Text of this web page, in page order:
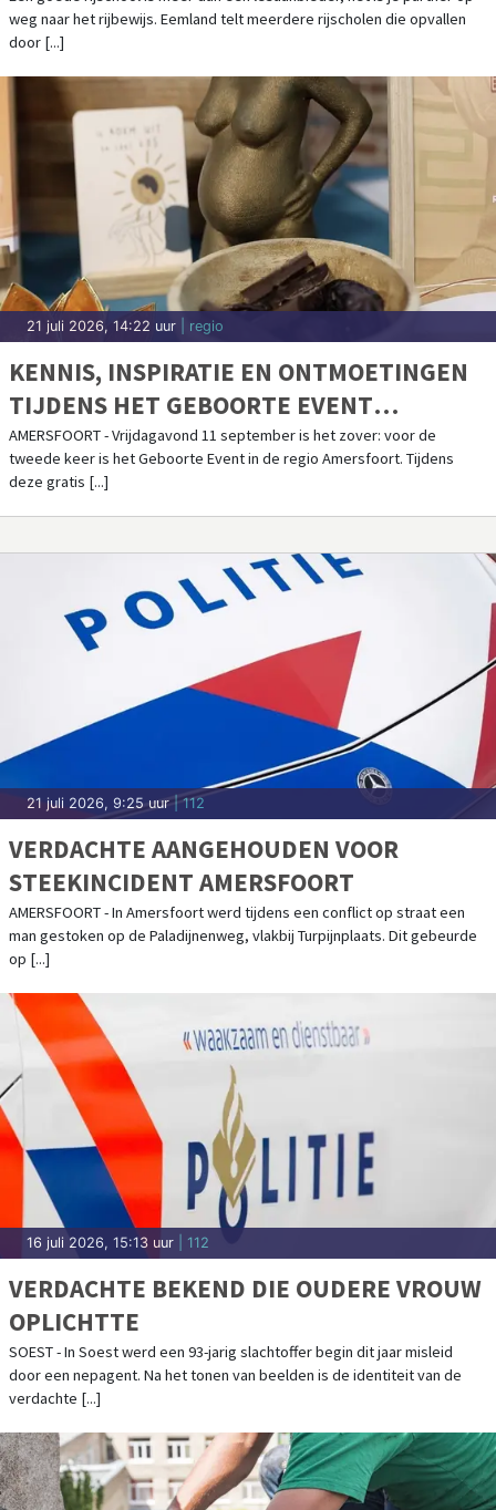
weg naar het rijbewijs. Eemland telt meerdere rijscholen die opvallen
door [...]
21 juli 2026, 14:22 uur | regio
KENNIS, INSPIRATIE EN ONTMOETINGEN
TIJDENS HET GEBOORTE EVENT
AMERSFOORT OP 11 SEPTEMBER 2026
AMERSFOORT - Vrijdagavond 11 september is het zover: voor de
tweede keer is het Geboorte Event in de regio Amersfoort. Tijdens
deze gratis [...]
21 juli 2026, 9:25 uur| 112
VERDACHTE AANGEHOUDEN VOOR
STEEKINCIDENT AMERSFOORT
AMERSFOORT - In Amersfoort werd tijdens een conflict op straat een
man gestoken op de Paladijnenweg, vlakbij Turpijnplaats. Dit gebeurde
op [...]
16 juli 2026, 15:13 uur | 112
VERDACHTE BEKEND DIE OUDERE VROUW
OPLICHTTE
SOEST - In Soest werd een 93-jarig slachtoffer begin dit jaar misleid
door een nepagent. Na het tonen van beelden is de identiteit van de
verdachte [...]